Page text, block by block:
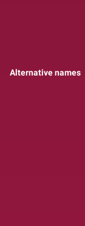
Alternative names